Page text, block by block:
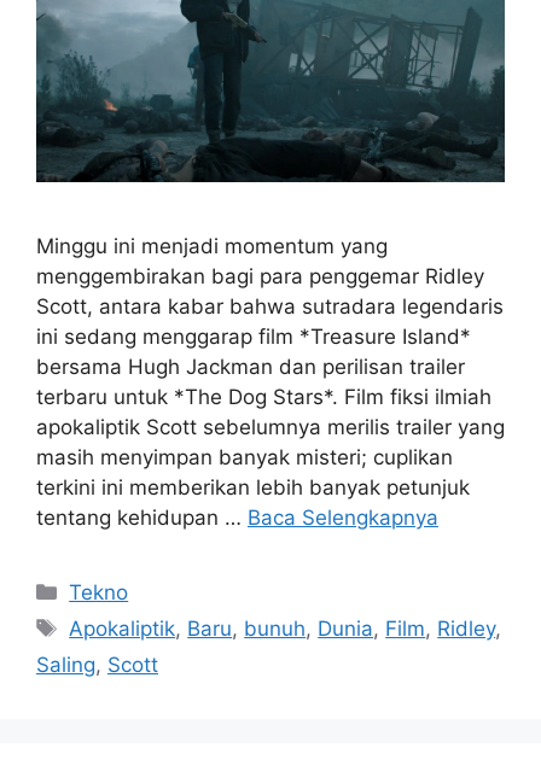
Minggu ini menjadi momentum yang
menggembirakan bagi para penggemar Ridley
Scott, antara kabar bahwa sutradara legendaris
ini sedang menggarap film *Treasure Island*
bersama Hugh Jackman dan perilisan trailer
terbaru untuk *The Dog Stars*. Film fiksi ilmiah
apokaliptik Scott sebelumnya merilis trailer yang
masih menyimpan banyak misteri; cuplikan
terkini ini memberikan lebih banyak petunjuk
tentang kehidupan … Baca Selengkapnya
Kategori
Tekno
Tag
Apokaliptik, Baru, bunuh, Dunia, Film, Ridley,
Saling, Scott